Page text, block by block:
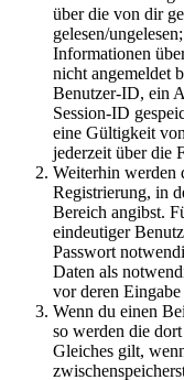
über die von dir
gelesen/
Informationen
nicht angemeldet
Benutzer-ID, ein
Session-ID
eine Gültigkeit
jederzeit über die
Weiterhin werden
Registrierung, in
Bereich angibst.
eindeutiger
Passwort
Daten als
vor deren
Wenn du einen
so werden die
Gleiches gilt,